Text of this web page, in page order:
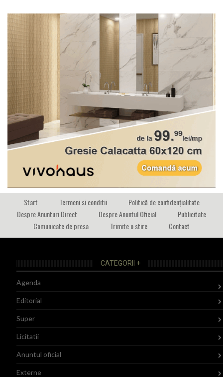
Start Termeni si conditii
Politică de confidențialitate
Despre Anunturi Direct
Despre Anuntul Oficial
Publicitate
Comunicate de presa
Trimite o stire Contact
CATEGORII +
Agenda
Editorial
Super
Licitatii
Anuntul oficial
Externe